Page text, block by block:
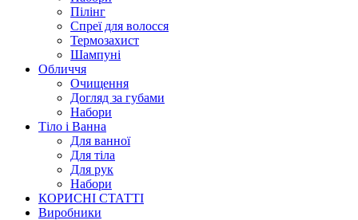
Пілінг
Спреї для волосся
Термозахист
Шампуні
Обличчя
Очищення
Догляд за губами
Набори
Тіло і Ванна
Для ванної
Для тіла
Для рук
Набори
КОРИСНІ СТАТТІ
Виробники